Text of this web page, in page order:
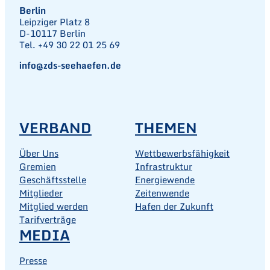
Berlin
Leipziger Platz 8
D-10117 Berlin
Tel. +49 30 22 01 25 69
info@zds-seehaefen.de
VERBAND
Über Uns
Gremien
Geschäftsstelle
Mitglieder
Mitglied werden
Tarifverträge
THEMEN
Wettbewerbsfähigkeit
Infrastruktur
Energiewende
Zeitenwende
Hafen der Zukunft
MEDIA
Presse